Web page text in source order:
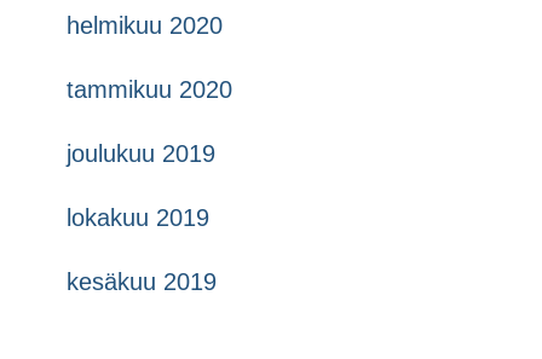
helmikuu 2020
tammikuu 2020
joulukuu 2019
lokakuu 2019
kesäkuu 2019